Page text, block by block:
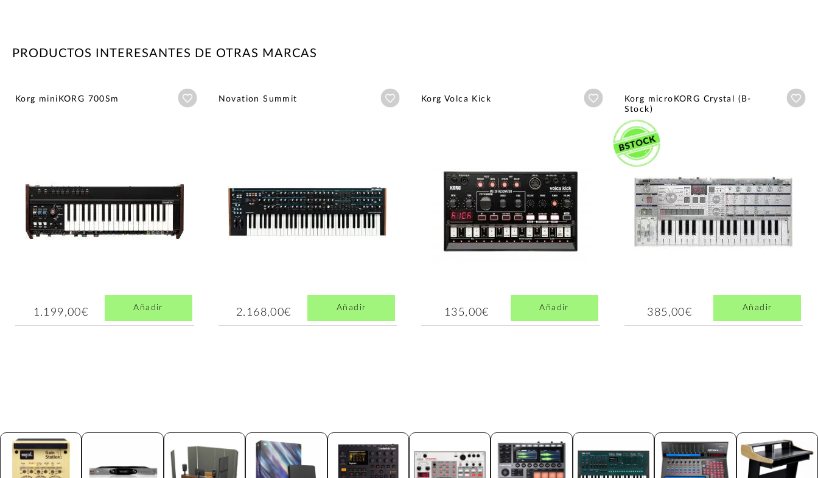
PRODUCTOS INTERESANTES DE OTRAS MARCAS
Korg miniKORG 700Sm Añadir a wishlist
1.199,00€ Añadir
Novation Summit Añadir a wishlist
2.168,00€ Añadir
Korg Volca Kick Añadir a wishlist
135,00€ Añadir
Korg microKORG Crystal (B-
Stock)
385,00€ Añadir